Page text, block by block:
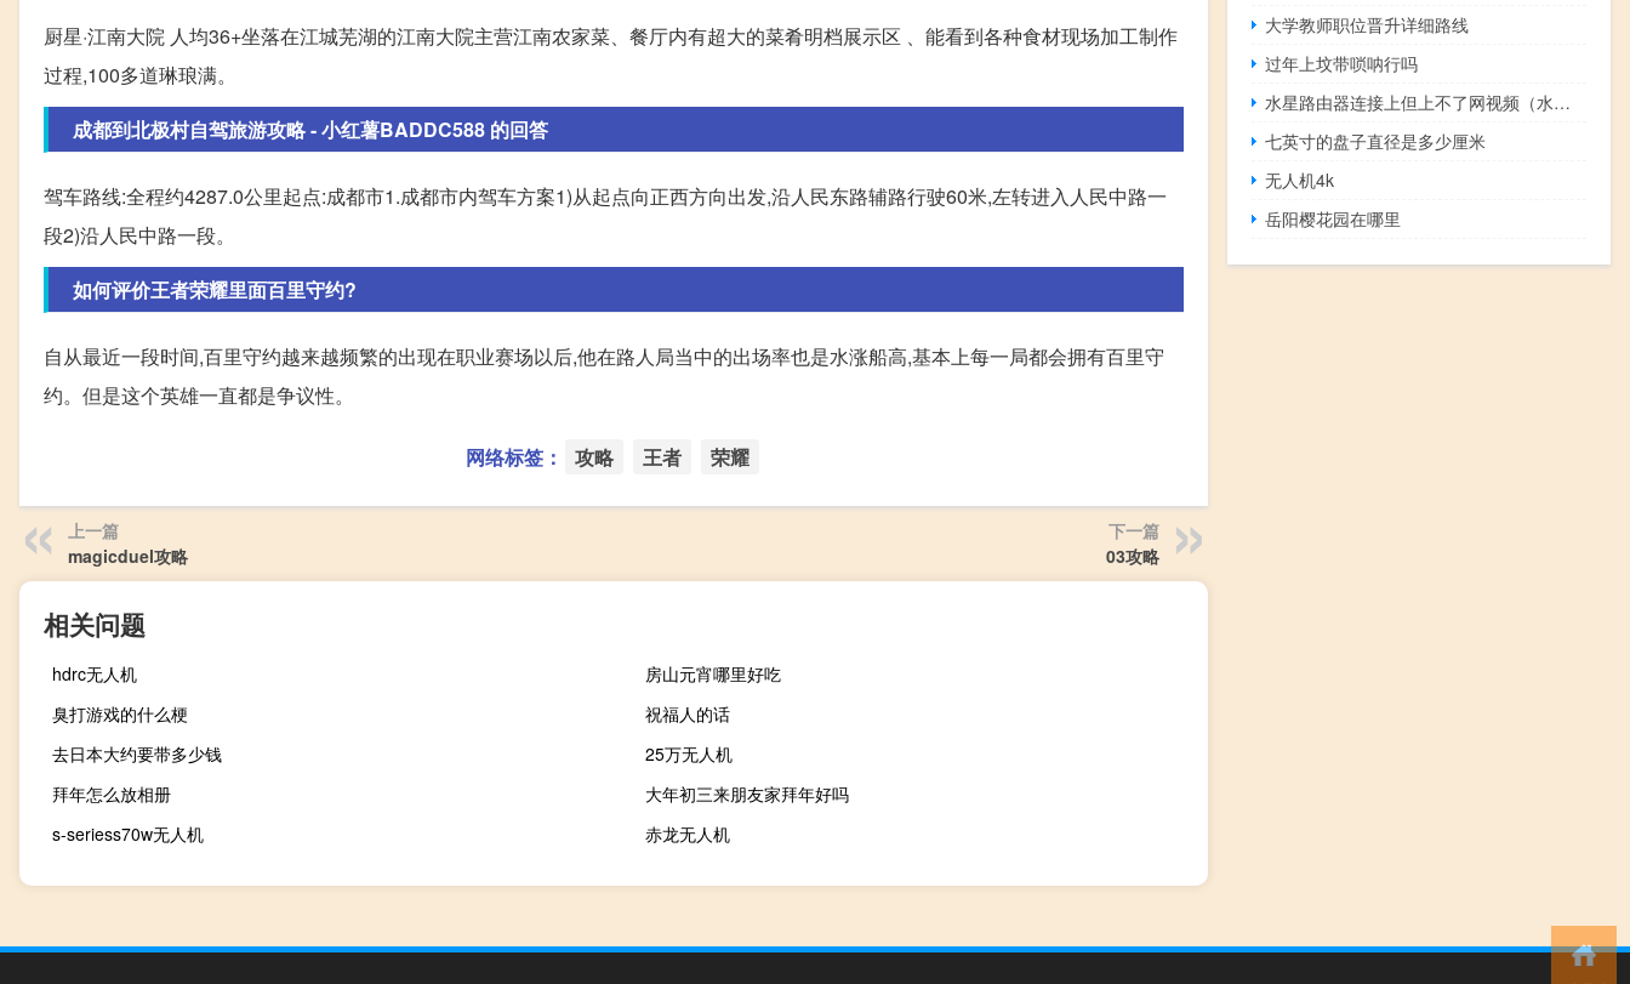
厨星·江南大院 人均36+坐落在江城芜湖的江南大院主营江南农家菜、餐厅内有超大的菜肴明档展示区 、能看到各种食材现场加工制作
过程,100多道琳琅满。
成都到北极村自驾旅游攻略 - 小红薯BADDC588 的回答
驾车路线:全程约4287.0公里起点:成都市1.成都市内驾车方案1)从起点向正西方向出发,沿人民东路辅路行驶60米,左转进入人民中路一
段2)沿人民中路一段。
如何评价王者荣耀里面百里守约?
自从最近一段时间,百里守约越来越频繁的出现在职业赛场以后,他在路人局当中的出场率也是水涨船高,基本上每一局都会拥有百里守
约。但是这个英雄一直都是争议性。
网络标签： 攻略 王者 荣耀
上一篇
magicduel攻略
下一篇
03攻略
相关问题
hdrc无人机
房山元宵哪里好吃
臭打游戏的什么梗
祝福人的话
去日本大约要带多少钱
25万无人机
拜年怎么放相册
大年初三来朋友家拜年好吗
s-seriess70w无人机
赤龙无人机
大学教师职位晋升详细路线
过年上坟带唢呐行吗
水星路由器连接上但上不了网视频（水星路由器连接上但上不了网）
七英寸的盘子直径是多少厘米
无人机4k
岳阳樱花园在哪里